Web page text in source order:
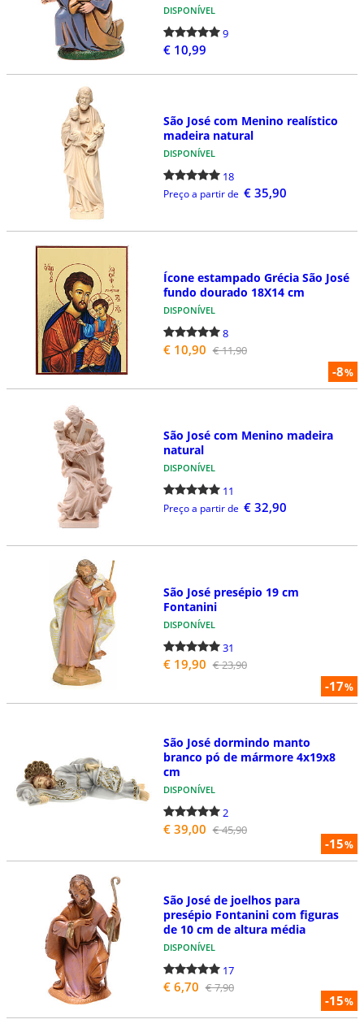
DISPONÍVEL
9
€ 10,99
São José com Menino realístico
madeira natural
DISPONÍVEL
18
Preço a partir de € 35,90
-8%
Ícone estampado Grécia São José
fundo dourado 18X14 cm
DISPONÍVEL
8
€ 10,90 € 11,90
São José com Menino madeira
natural
DISPONÍVEL
11
Preço a partir de € 32,90
-17%
São José presépio 19 cm
Fontanini
DISPONÍVEL
31
€ 19,90 € 23,90
-15%
São José dormindo manto
branco pó de mármore 4x19x8
cm
DISPONÍVEL
2
€ 39,00 € 45,90
-15%
São José de joelhos para
presépio Fontanini com figuras
de 10 cm de altura média
DISPONÍVEL
17
€ 6,70 € 7,90